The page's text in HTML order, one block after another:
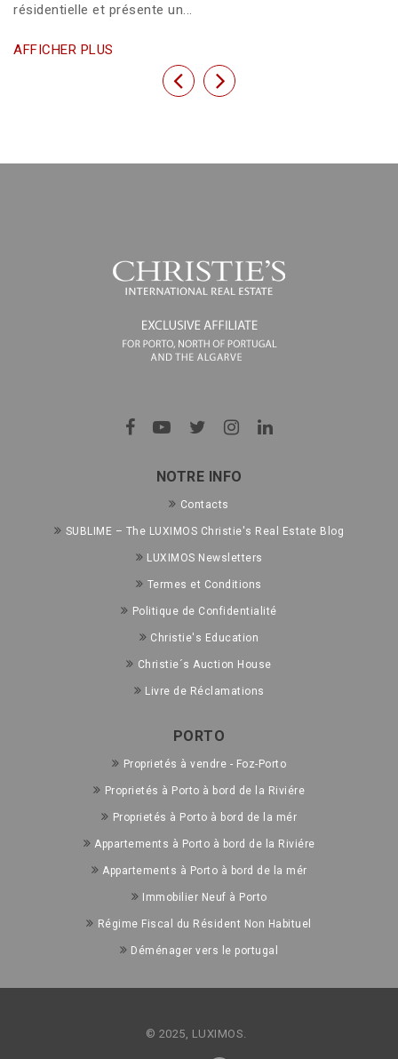
résidentielle et présente un...
AFFICHER PLUS
Previous
Next
NOTRE INFO
Contacts
SUBLIME – The LUXIMOS Christie's Real Estate Blog
LUXIMOS Newsletters
Termes et Conditions
Politique de Confidentialité
Christie's Education
Christie´s Auction House
Livre de Réclamations
PORTO
Proprietés à vendre - Foz-Porto
Proprietés à Porto à bord de la Riviére
Proprietés à Porto à bord de la mér
Appartements à Porto à bord de la Riviére
Appartements à Porto à bord de la mér
Immobilier Neuf à Porto
Régime Fiscal du Résident Non Habituel
Déménager vers le portugal
© 2025, LUXIMOS.